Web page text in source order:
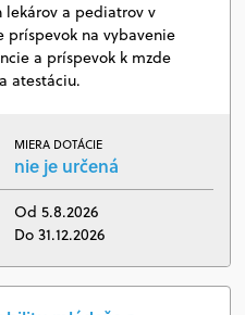
lekárov a pediatrov v
príspevok na vybavenie
a príspevok k mzde
atestáciu.
MIERA DOTÁCIE
nie je určená
Od 5.8.2026
Do 31.12.2026